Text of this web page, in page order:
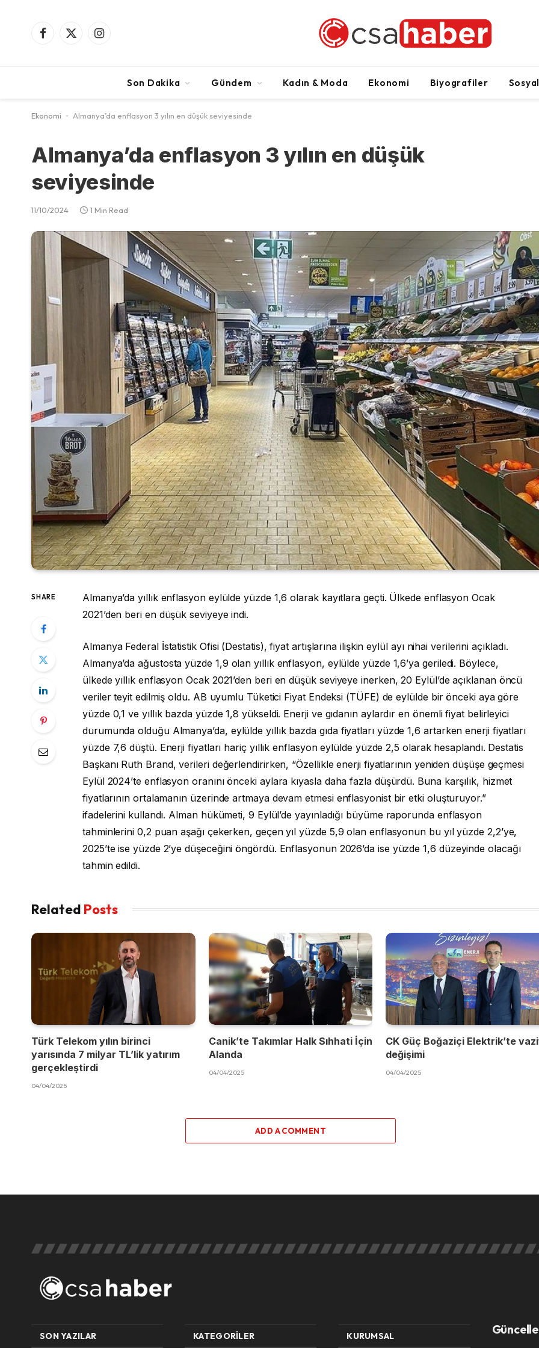
Facebook
X
Instagram
Son Dakika Gündem Kadın & Moda Ekonomi Biyografiler
Ekonomi - Almanya’da enflasyon 3 yılın en düşük seviyesinde
Almanya’da enflasyon 3 yılın en düşük
seviyesinde
11/10/2024 1 Min Read
SHARE
Almanya’da yıllık enflasyon eylülde yüzde 1,6 olarak kayıtlara geçti. Ülkede enflasyon Ocak
2021’den beri en düşük seviyeye indi.
Almanya Federal İstatistik Ofisi (Destatis), fiyat artışlarına ilişkin eylül ayı nihai verilerini açıkladı.
Almanya’da ağustosta yüzde 1,9 olan yıllık enflasyon, eylülde yüzde 1,6’ya geriledi. Böylece,
ülkede yıllık enflasyon Ocak 2021’den beri en düşük seviyeye inerken, 20 Eylül’de açıklanan öncü
veriler teyit edilmiş oldu. AB uyumlu Tüketici Fiyat Endeksi (TÜFE) de eylülde bir önceki aya göre
yüzde 0,1 ve yıllık bazda yüzde 1,8 yükseldi. Enerji ve gıdanın aylardır en önemli fiyat belirleyici
durumunda olduğu Almanya’da, eylülde yıllık bazda gıda fiyatları yüzde 1,6 artarken enerji fiyatları
yüzde 7,6 düştü. Enerji fiyatları hariç yıllık enflasyon eylülde yüzde 2,5 olarak hesaplandı. Destatis
Başkanı Ruth Brand, verileri değerlendirirken, “Özellikle enerji fiyatlarının yeniden düşüşe geçmesi
Eylül 2024’te enflasyon oranını önceki aylara kıyasla daha fazla düşürdü. Buna karşılık, hizmet
fiyatlarının ortalamanın üzerinde artmaya devam etmesi enflasyonist bir etki oluşturuyor.”
ifadelerini kullandı. Alman hükümeti, 9 Eylül’de yayınladığı büyüme raporunda enflasyon
tahminlerini 0,2 puan aşağı çekerken, geçen yıl yüzde 5,9 olan enflasyonun bu yıl yüzde 2,2’ye,
2025’te ise yüzde 2’ye düşeceğini öngördü. Enflasyonun 2026’da ise yüzde 1,6 düzeyinde olacağı
tahmin edildi.
Related Posts
Türk Telekom yılın birinci
yarısında 7 milyar TL’lik yatırım
gerçekleştirdi
04/04/2025
Canik’te Takımlar Halk Sıhhati İçin
Alanda
04/04/2025
CK Güç Boğaziçi Elektrik’te
değişimi
04/04/2025
ADD A COMMENT
SON YAZILAR KATEGORILER KURUMSAL